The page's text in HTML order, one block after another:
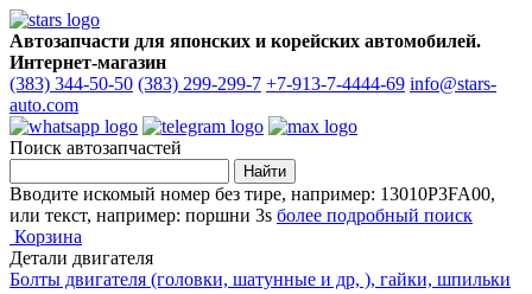
Автозапчасти для японских и корейских автомобилей.
Интернет-магазин
(383) 344-50-50 (383) 299-299-7 +7-913-7-4444-69 info@stars-
auto.com
Поиск автозапчастей
Вводите искомый номер без тире, например: 13010P3FA00,
или текст, например: поршни 3s более подробный поиск
Корзина
Детали двигателя
Болты двигателя (головки, шатунные и др, ), гайки, шпильки